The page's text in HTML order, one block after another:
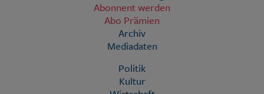
Abonnent werden
Abo Prämien
Archiv
Mediadaten
Politik
Kultur